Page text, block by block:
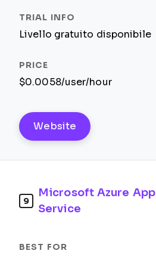
Livello gratuito disponibile
$0.0058/user/hour
Website
9
Microsoft Azure App
Service